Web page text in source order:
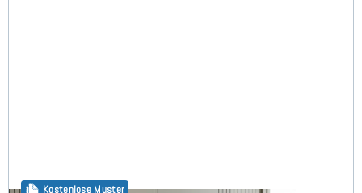
Kostenlose Muster